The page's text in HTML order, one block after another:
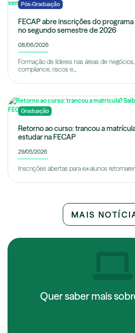
Pós-Graduação
FECAP abre inscrições do
no segundo semestre de 2026
08/06/2026
Formação de líderes nas áreas de
compliance, riscos e...
Graduação
Retorno ao curso: trancou a
estudar na FECAP
29/05/2026
Inscrições abertas para ex-alunos
MAIS
Quer saber mais